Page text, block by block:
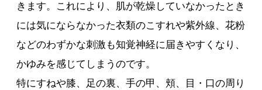
きます。これにより、肌が乾燥していなかったとき
には気にならなかった衣類のこすれや紫外線、花粉
などのわずかな刺激も知覚神経に届きやすくなり、
かゆみを感じてしまうのです。
特にすねや膝、足の裏、手の甲、頬、目・口の周り